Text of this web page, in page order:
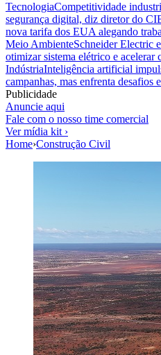
TecnologiaCompetitividade
segurança digital, diz diretor do
nova tarifa dos EUA alegando
Meio AmbienteSchneider Electric
otimizar sistema elétrico e acelerar
IndústriaInteligência artificial
campanhas, mas enfrenta desafios
Publicidade
Anuncie aqui
Fale com o nosso time comercial
Ver mídia kit ›
Home›Construção Civil